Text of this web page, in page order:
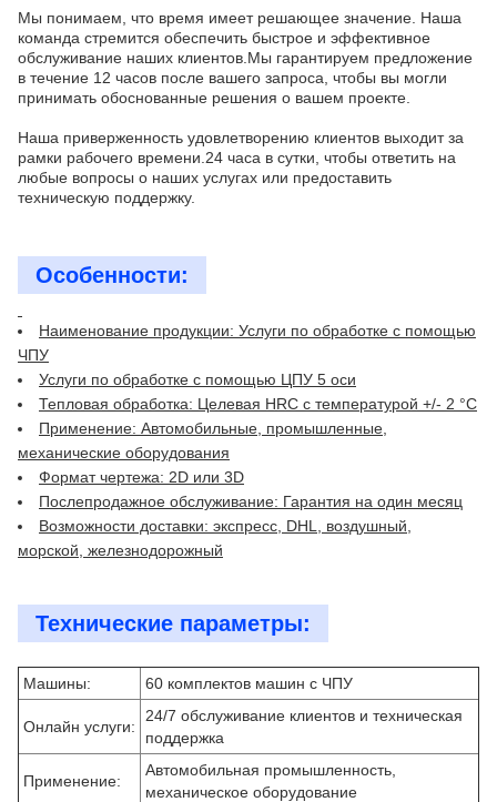
Мы понимаем, что время имеет решающее значение. Наша
команда стремится обеспечить быстрое и эффективное
обслуживание наших клиентов.Мы гарантируем предложение
в течение 12 часов после вашего запроса, чтобы вы могли
принимать обоснованные решения о вашем проекте.
Наша приверженность удовлетворению клиентов выходит за
рамки рабочего времени.24 часа в сутки, чтобы ответить на
любые вопросы о наших услугах или предоставить
техническую поддержку.
Особенности:
Наименование продукции: Услуги по обработке с помощью
ЧПУ
Услуги по обработке с помощью ЦПУ 5 оси
Тепловая обработка: Целевая HRC с температурой +/- 2 °C
Применение: Автомобильные, промышленные,
механические оборудования
Формат чертежа: 2D или 3D
Послепродажное обслуживание: Гарантия на один месяц
Возможности доставки: экспресс, DHL, воздушный,
морской, железнодорожный
Технические параметры:
Машины: 60 комплектов машин с ЧПУ
Онлайн услуги:
24/7 обслуживание клиентов и техническая
поддержка
Применение:
Автомобильная промышленность,
механическое оборудование